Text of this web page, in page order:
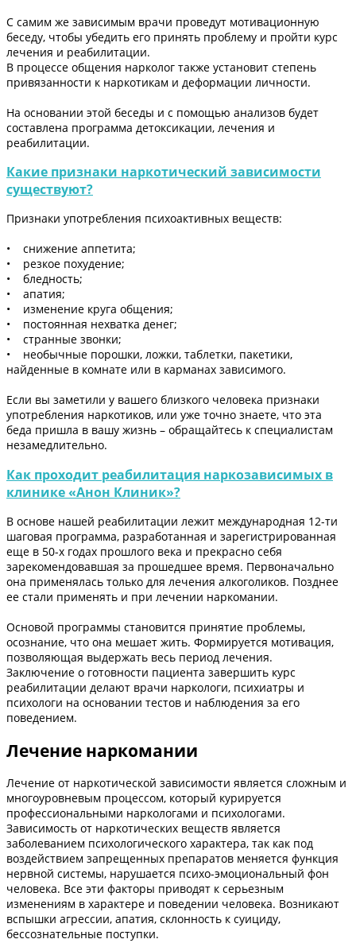
С самим же зависимым врачи проведут мотивационную
беседу, чтобы убедить его принять проблему и пройти курс
лечения и реабилитации.
В процессе общения нарколог также установит степень
привязанности к наркотикам и деформации личности.
На основании этой беседы и с помощью анализов будет
составлена программа детоксикации, лечения и
реабилитации.
Какие признаки наркотический зависимости
существуют?
Признаки употребления психоактивных веществ:
• снижение аппетита;
• резкое похудение;
• бледность;
• апатия;
• изменение круга общения;
• постоянная нехватка денег;
• странные звонки;
• необычные порошки, ложки, таблетки, пакетики,
найденные в комнате или в карманах зависимого.
Если вы заметили у вашего близкого человека признаки
употребления наркотиков, или уже точно знаете, что эта
беда пришла в вашу жизнь – обращайтесь к специалистам
незамедлительно.
Как проходит реабилитация наркозависимых в
клинике «Анон Клиник»?
В основе нашей реабилитации лежит международная 12-ти
шаговая программа, разработанная и зарегистрированная
еще в 50-х годах прошлого века и прекрасно себя
зарекомендовавшая за прошедшее время. Первоначально
она применялась только для лечения алкоголиков. Позднее
ее стали применять и при лечении наркомании.
Основой программы становится принятие проблемы,
осознание, что она мешает жить. Формируется мотивация,
позволяющая выдержать весь период лечения.
Заключение о готовности пациента завершить курс
реабилитации делают врачи наркологи, психиатры и
психологи на основании тестов и наблюдения за его
поведением.
Лечение наркомании
Лечение от наркотической зависимости является сложным и
многоуровневым процессом, который курируется
профессиональными наркологами и психологами.
Зависимость от наркотических веществ является
заболеванием психологического характера, так как под
воздействием запрещенных препаратов меняется функция
нервной системы, нарушается психо-эмоциональный фон
человека. Все эти факторы приводят к серьезным
изменениям в характере и поведении человека. Возникают
вспышки агрессии, апатия, склонность к суициду,
бессознательные поступки.